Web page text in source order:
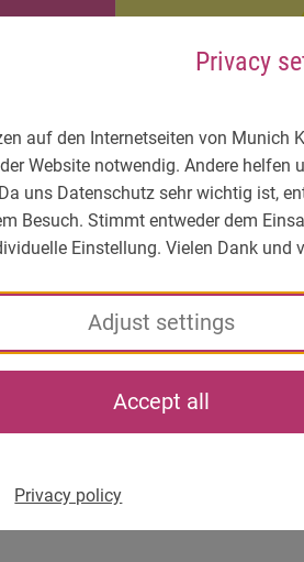
Privacy
auf den Internetseiten von Munich
Website notwendig. Andere
uns Datenschutz sehr wichtig ist,
Besuch. Stimmt entweder dem
Einstellung. Vielen Dank und
Adjust settings
Accept all
Privacy policy
–
the situation?